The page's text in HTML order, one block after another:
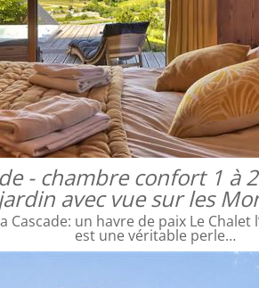
- chambre confort 1 à
avec vue sur les
Cascade: un havre de paix Le Chalet
est une véritable perle…